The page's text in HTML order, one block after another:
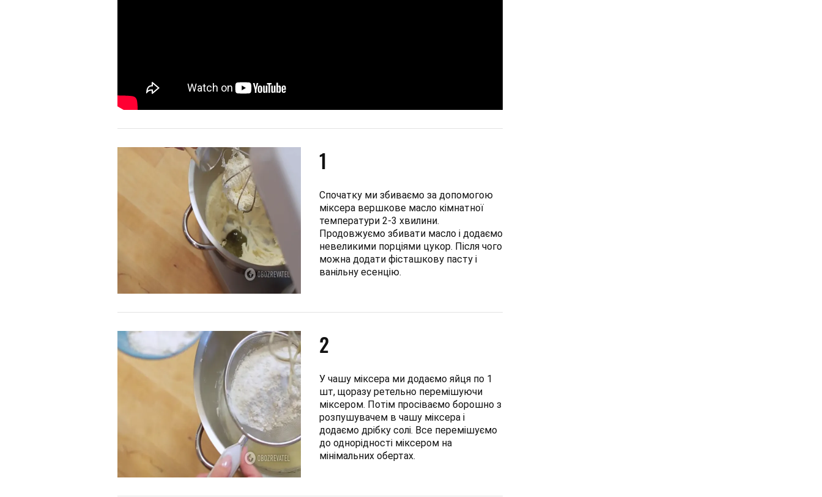
1
Спочатку ми збиваємо за допомогою
міксера вершкове масло кімнатної
температури 2-3 хвилини.
Продовжуємо збивати масло і додаємо
невеликими порціями цукор. Після чого
можна додати фісташкову пасту і
ванільну есенцію.
2
У чашу міксера ми додаємо яйця по 1
шт, щоразу ретельно перемішуючи
міксером. Потім просіваємо борошно з
розпушувачем в чашу міксера і
додаємо дрібку солі. Все перемішуємо
до однорідності міксером на
мінімальних обертах.